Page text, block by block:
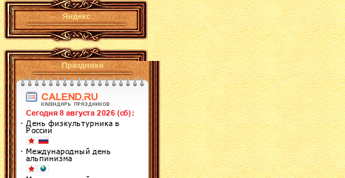
Яндекс
Праздники